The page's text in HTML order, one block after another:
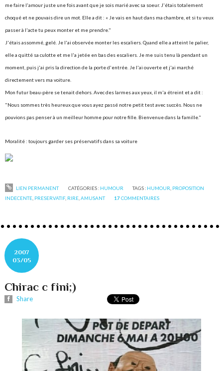
me faire l'amour juste une fois avant que je sois marié avec sa soeur. J'étais totalement
choqué et ne pouvais dire un mot. Elle a dit : « Je vais en haut dans ma chambre, et si tu veux
passer à l'acte tu peux monter et me prendre."
J'étais assommé, gelé. Je l'ai observée monter les escaliers. Quand elle a atteint le palier,
elle a quitté sa culotte et me l'a jetée en bas des escaliers. Je me suis tenu là pendant un
moment, puis j'ai pris la direction de la porte d'entrée. Je l'ai ouverte et j'ai marché
directement vers ma voiture.
Mon futur beau-père se tenait dehors. Avec des larmes aux yeux, il m'a étreint et a dit :
"Nous sommes très heureux que vous ayez passé notre petit test avec succès. Nous ne
pouvions pas penser à un meilleur homme pour notre fille. Bienvenue dans la famille."
Moralité : toujours garder ses préservatifs dans sa voiture
LIEN PERMANENT CATÉGORIES : HUMOUR TAGS : HUMOUR PROPOSITION
INDECENTE PRESERVATIF, RIRE ,AMUSANT 17COMMENTAIRES
2007
03/05
Chirac c fini;)
Share